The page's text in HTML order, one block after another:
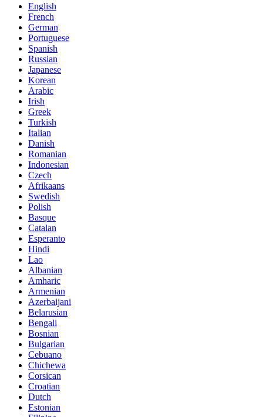
English
French
German
Portuguese
Spanish
Russian
Japanese
Korean
Arabic
Irish
Greek
Turkish
Italian
Danish
Romanian
Indonesian
Czech
Afrikaans
Swedish
Polish
Basque
Catalan
Esperanto
Hindi
Lao
Albanian
Amharic
Armenian
Azerbaijani
Belarusian
Bengali
Bosnian
Bulgarian
Cebuano
Chichewa
Corsican
Croatian
Dutch
Estonian